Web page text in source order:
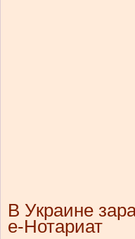
В Украине
е-Нотариат